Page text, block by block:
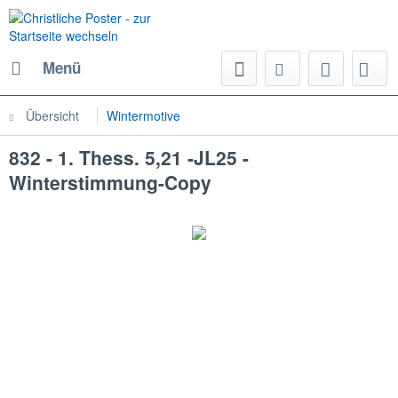
Menü
Übersicht Wintermotive
832 - 1. Thess. 5,21 -JL25 -
Winterstimmung-Copy